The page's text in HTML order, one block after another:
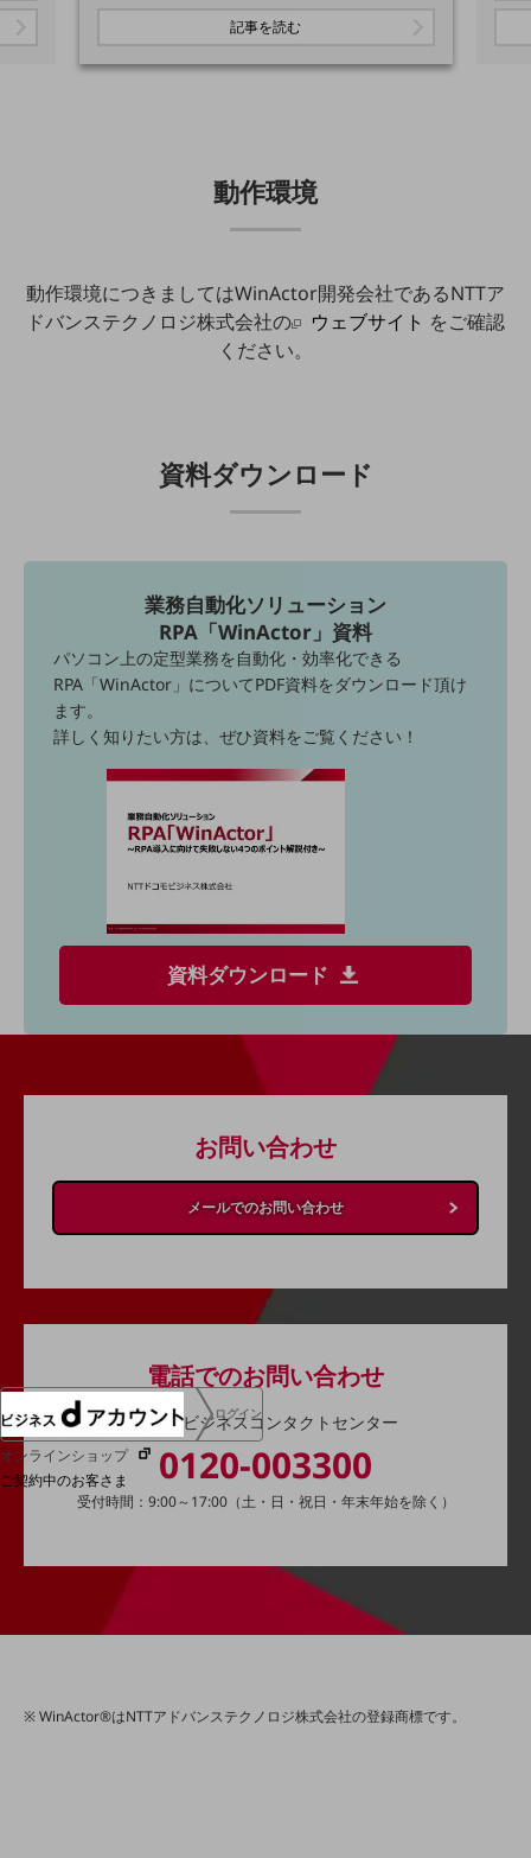
会社案内TOP
会社案内パンフレット
ニュースルーム
ニュースルームTOP
サステナビリティ
サステナビリティTOP
NTTドコモビジネスグループのサステナビリティ
サステナビリティ基本方針
サステナビリティレポート
ダイバーシティ
電子公告
基礎的電気通信役務損益明細表
採用情報TOP
広告・協賛
NTTドコモグループ
ログイン
オンラインショップ
ご契約中のお客さま
記事を読む
動作環境
動作環境につきましてはWinActor開発会社であるNTTア
ドバンステクノロジ株式会社の
ウェブサイト をご確認
ください。
資料ダウンロード
業務自動化ソリューション
RPA「WinActor」資料
パソコン上の定型業務を自動化・効率化できる
RPA「WinActor」についてPDF資料をダウンロード頂け
ます。
詳しく知りたい方は、ぜひ資料をご覧ください！
資料ダウンロード
お問い合わせ
メールでのお問い合わせ
電話でのお問い合わせ
ドコモビジネスコンタクトセンター
0120-003300
受付時間：9:00～17:00（土・日・祝日・年末年始を除く）
WinActor®はNTTアドバンステクノロジ株式会社の登録商標です。